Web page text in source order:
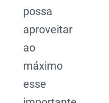
possa
aproveitar
ao
máximo
esse